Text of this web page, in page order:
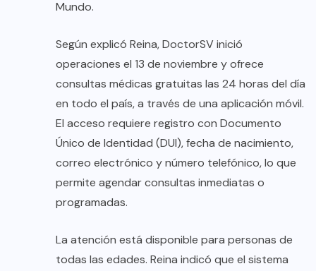
Mundo.
Según explicó Reina, DoctorSV inició
operaciones el 13 de noviembre y ofrece
consultas médicas gratuitas las 24 horas del día
en todo el país, a través de una aplicación móvil.
El acceso requiere registro con Documento
Único de Identidad (DUI), fecha de nacimiento,
correo electrónico y número telefónico, lo que
permite agendar consultas inmediatas o
programadas.
La atención está disponible para personas de
todas las edades. Reina indicó que el sistema